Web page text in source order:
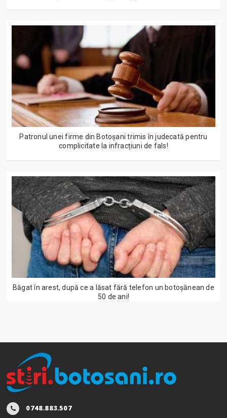
Patronul unei firme din Botoșani trimis în judecată pentru
complicitate la infracțiuni de fals!
Băgat în arest, după ce a lăsat fără telefon un botoșănean de
50 de ani!
0748.883.507